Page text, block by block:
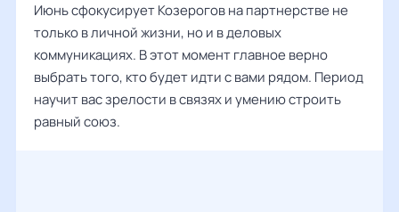
Июнь сфокусирует Козерогов на партнерстве не
только в личной жизни, но и в деловых
коммуникациях. В этот момент главное верно
выбрать того, кто будет идти с вами рядом. Период
научит вас зрелости в связях и умению строить
равный союз.